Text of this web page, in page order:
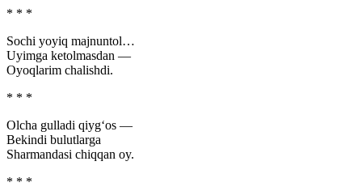
* * *
Sochi yoyiq majnuntol…
Uyimga ketolmasdan —
Oyoqlarim chalishdi.
* * *
Olcha gulladi qiyg‘os —
Bekindi bulutlarga
Sharmandasi chiqqan oy.
* * *